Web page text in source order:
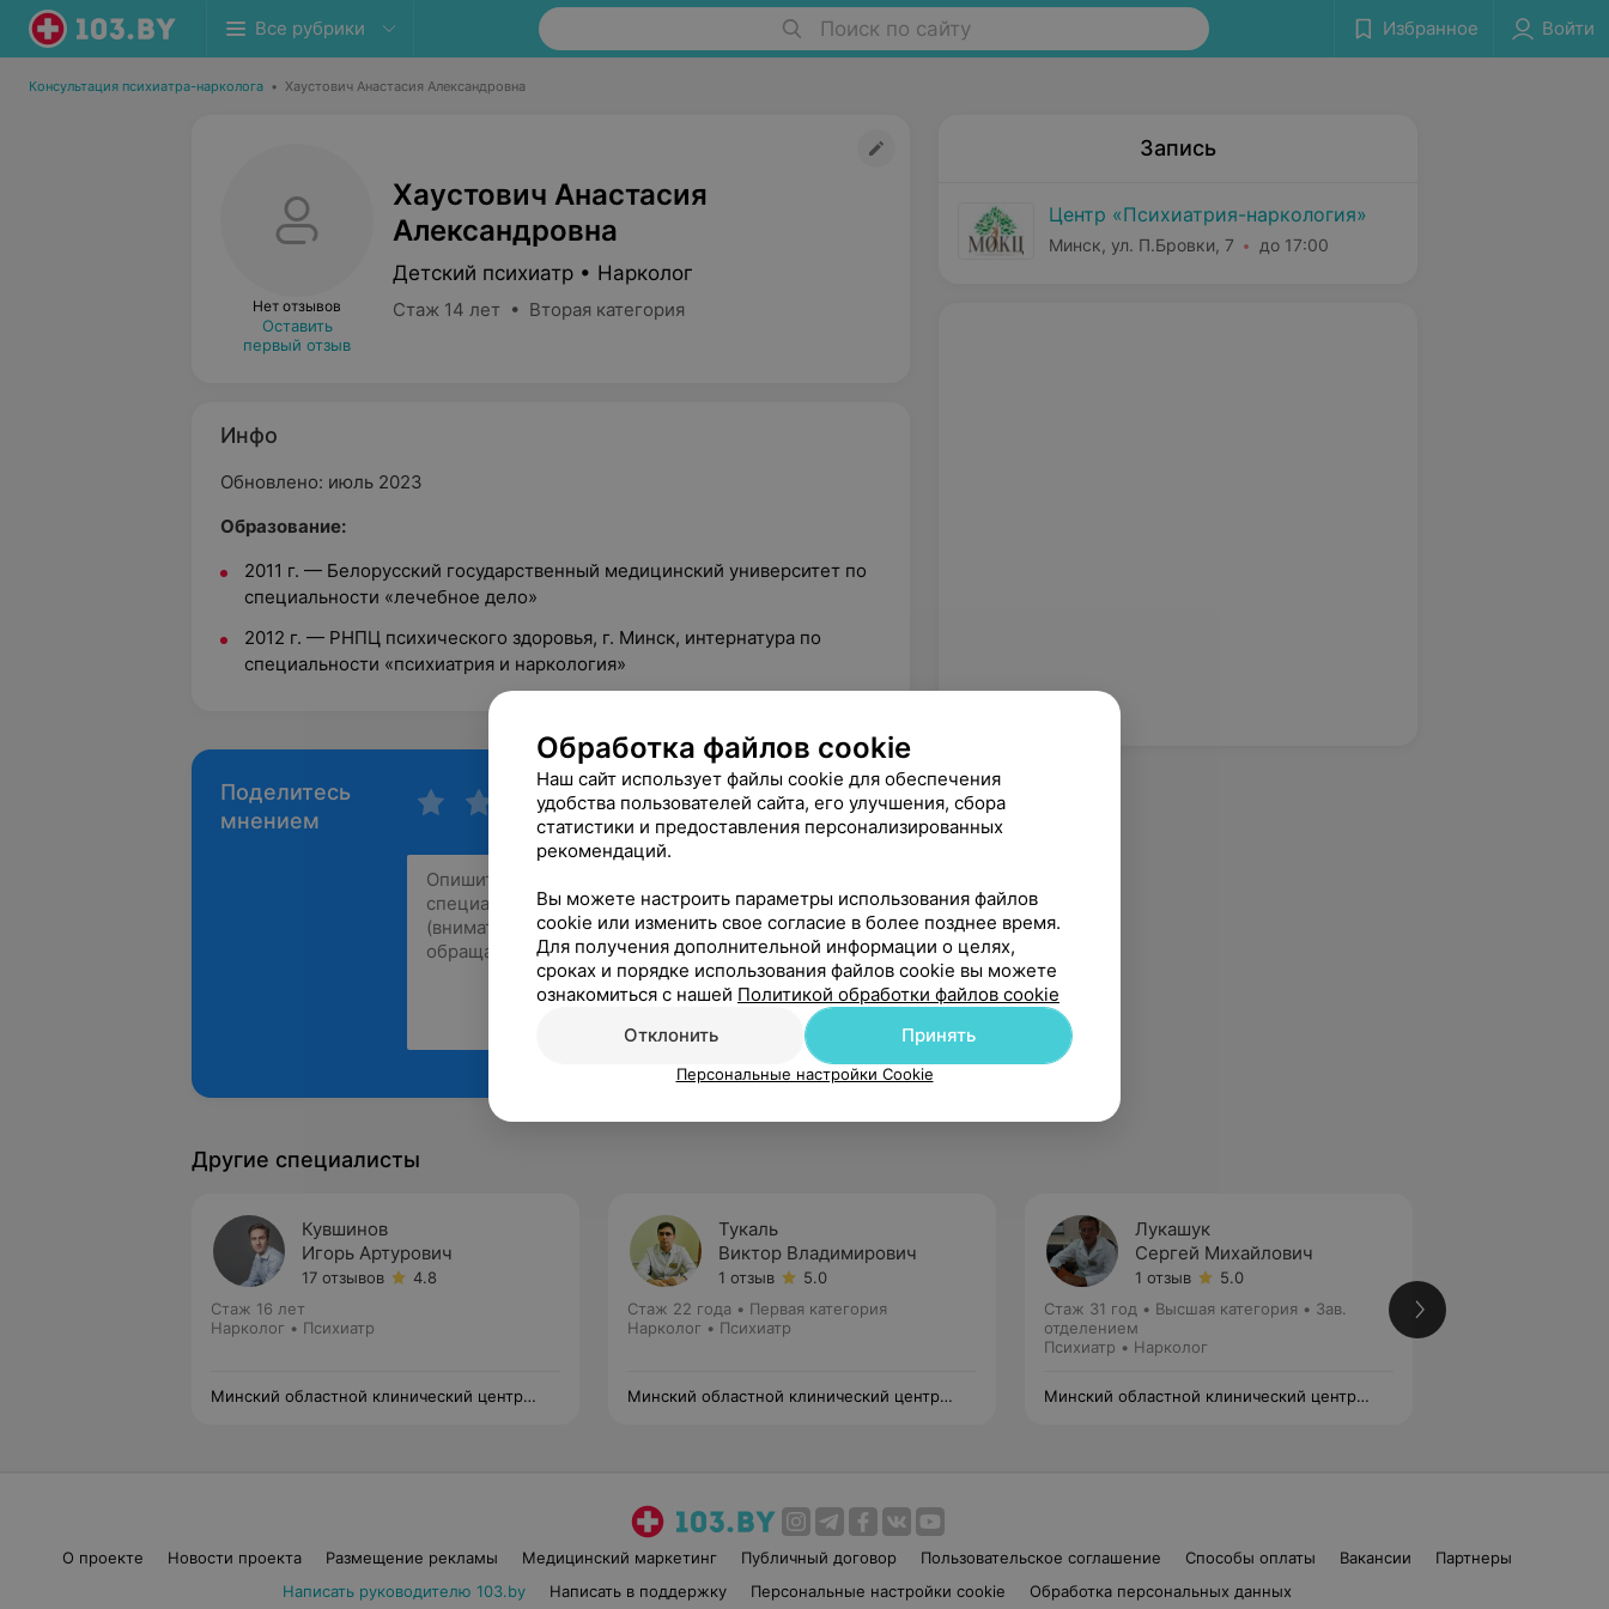
Все рубрики Поиск по сайту Избранное Войти
Консультация психиатра-нарколога • Хаустович Анастасия Александровна
Нет отзывов
Оставить
первый отзыв
Хаустович Анастасия
Александровна
Детский психиатр • Нарколог
Стаж 14 лет • Вторая категория
Инфо
Обновлено: июль 2023
Образование:
2011 г. — Белорусский государственный медицинский университет по
специальности «лечебное дело»
2012 г. — РНПЦ психического здоровья, г. Минск, интернатура по
специальности «психиатрия и наркология»
Поделитесь
мнением
Рекомендую
Запись
Центр «Психиатрия-наркология»
Минск, ул. П.Бровки, 7 до 17:00
Другие специалисты
Кувшинов
Игорь Артурович
17 отзывов
4.8
Стаж 16 лет
Нарколог • Психиатр
Минский областной клинический центр
Тукаль
Виктор Владимирович
1 отзыв
5.0
Стаж 22 года • Первая категория
Нарколог • Психиатр
Минский областной клинический центр
Лукашук
Сергей Михайлович
1 отзыв
5.0
Стаж 31 год • Высшая категория • Зав.
отделением
Психиатр • Нарколог
Минский областной клинический центр
О проекте Новости проекта Размещение рекламы Медицинский маркетинг Публичный договор Пользовательское соглашение Способы оплаты Вакансии
Партнеры
Написать руководителю 103.by
Написать в поддержку Персональные настройки cookie Обработка персональных данных
Обработка файлов cookie
Наш сайт использует файлы cookie для обеспечения
удобства пользователей сайта, его улучшения, сбора
статистики и предоставления персонализированных
рекомендаций.
Вы можете настроить параметры использования файлов
cookie или изменить свое согласие в более позднее время.
Для получения дополнительной информации о целях,
сроках и порядке использования файлов cookie вы можете
ознакомиться с нашей Политикой обработки файлов cookie
Отклонить
Принять
Персональные настройки Cookie